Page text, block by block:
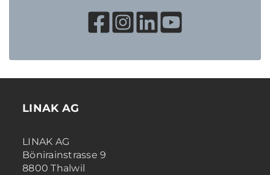
LINAK AG
LINAK AG
Bönirainstrasse 9
8800 Thalwil